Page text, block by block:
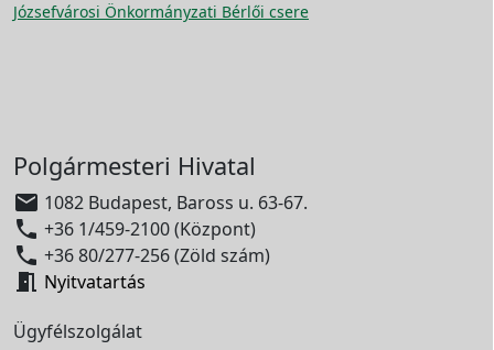
Józsefvárosi Önkormányzati Bérlői csere
Polgármesteri Hivatal
 1082 Budapest, Baross u. 63-67.
 +36 1/459-2100 (Központ)
 +36 80/277-256 (Zöld szám)
 Nyitvatartás
Ügyfélszolgálat